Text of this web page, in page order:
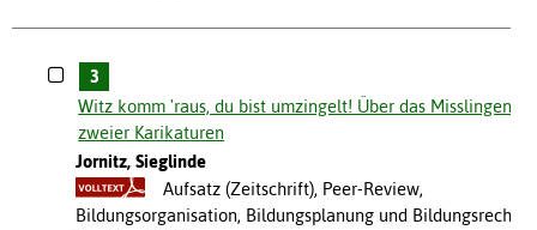
3
Witz komm 'raus, du bist umzingelt! Über das Misslingen
zweier Karikaturen
Jornitz, Sieglinde
Aufsatz (Zeitschrift), Peer-Review,
Bildungsorganisation, Bildungsplanung und Bildungsrecht,